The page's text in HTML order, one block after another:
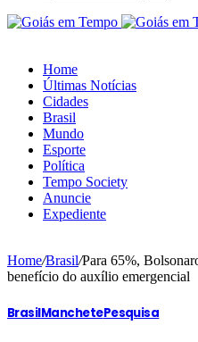
Home
Últimas Notícias
Cidades
Brasil
Mundo
Esporte
Política
Tempo Society
Anuncie
Expediente
Home/Brasil/Para 65%,
benefício do auxílio emergencial
BrasilManchetePesquisa